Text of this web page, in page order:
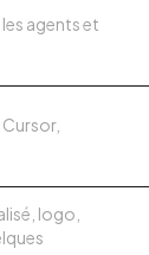
agents et
logo,